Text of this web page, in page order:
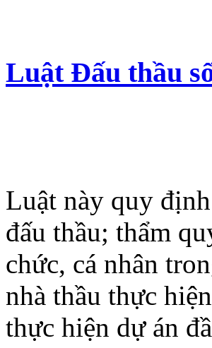
Luật Đấu thầu
Luật này quy
đấu thầu; thẩm
chức, cá nhân
nhà thầu thực
thực hiện dự án